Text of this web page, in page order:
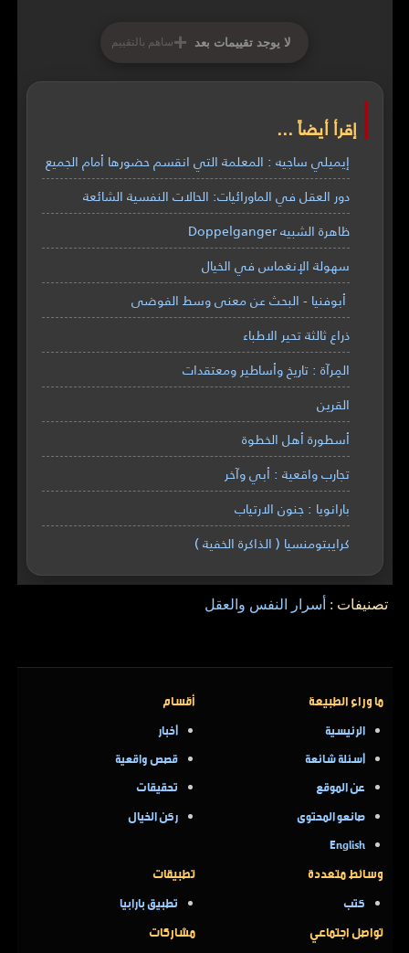
لا يوجد تقييمات بعد +ساهم بالتقييم
إقرأ أيضاً ...
إيميلي ساجيه : المعلمة التي انقسم حضورها أمام الجميع
دور العقل في الماورائيات: الحالات النفسية الشائعة
ظاهرة الشبيه Doppelganger
سهولة الإنغماس في الخيال
أبوفنيا - البحث عن معنى وسط الفوضى
ذراع ثالثة تحير الاطباء
المِرآة : تاريخ وأساطير ومعتقدات
القرين
أسطورة أهل الخطوة
تجارب واقعية : أبي وآخر
بارانويا : جنون الارتياب
كرايبتومنسيا ( الذاكرة الخفية )
تصنيفات : أسرار النفس والعقل
ما وراء الطبيعة
الرئيسية
أسئلة شائعة
عن الموقع
صانعو المحتوى
English
أقسام
أخبار
قصص واقعية
تحقيقات
ركن الخيال
وسائط متعددة
كتب
تطبيقات
تطبيق بارابيا
تواصل اجتماعي مشاركات